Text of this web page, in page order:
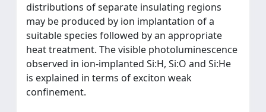
distributions of separate insulating regions
may be produced by ion implantation of a
suitable species followed by an appropriate
heat treatment. The visible photoluminescence
observed in ion-implanted Si:H, Si:O and Si:He
is explained in terms of exciton weak
confinement.